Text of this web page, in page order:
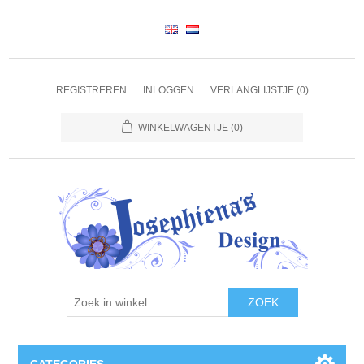
REGISTREREN INLOGGEN VERLANGLIJSTJE (0)
WINKELWAGENTJE (0)
ZOEK